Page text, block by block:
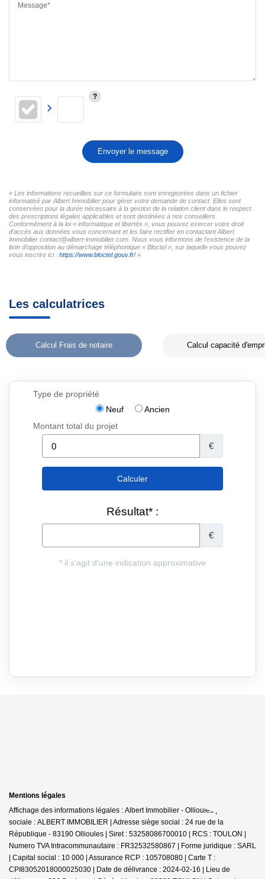
Message*
Envoyer le message
« Les informations recueillies sur ce formulaire sont enregistrées dans un fichier
informatisé par Albert Immobilier pour gérer votre demande de contact. Elles sont
conservées pour la durée nécessaire à la gestion de la relation client dans le respect
des prescriptions légales applicables et sont destinées à nos conseillers
Conformément à la loi « informatique et libertés », vous pouvez exercer votre droit
d'accès aux données vous concernant et les faire rectifier en contactant Albert
Immobilier contact@albert-immobilier.com. Nous vous informons de l'existence de la
liste d'opposition au démarchage téléphonique « Bloctel », sur laquelle vous pouvez
vous inscrire ici : https://www.bloctel.gouv.fr/»
Les calculatrices
Calcul Frais de notaire Calcul capacité
Mentions légales
Affichage des informations légales : Albert Immobilier - Ollioules | Raison
sociale : ALBERT IMMOBILIER | Adresse siège social : 24 rue de la
République - 83190 Ollioules | Siret : 53258086700010 | RCS : TOULON |
Numero TVA Intracommunautaire : FR32532580867 | Forme juridique : SARL
| Capital social : 10 000 | Assurance RCP : 105708080 | Carte T :
CPI83052018000025030 | Date de délivrance : 2024-02-16 | Lieu de